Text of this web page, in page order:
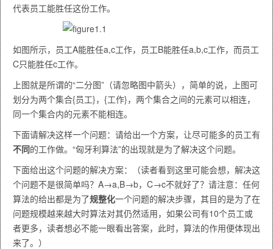
代表员工能胜任这份工作。
如图所示，员工A能胜任a,c工作，员工B能胜任a,b,c工作，而员工
C只能胜任c工作。
上图就是所谓的“二分图”（请忽略图中箭头），简单的说，上图可
划分为两个集合{员工}，{工作}，两个集合之间的元素可以相连，
同一个集合内的元素不能相连。
下面请解决这样一个问题：请给出一个方案，让尽可能多的员工有
不同的工作做。“匈牙利算法”的出现就是为了解决这个问题。
下面给出这个问题的解决方案：（读者看到这里可能会想，解决这
个问题不是很简单吗？A→a,B→b，C→c不就好了？请注意：任何
算法的给出都是为了规整化一个问题的解决步骤，其目的是为了在
问题规模越来越大时算法对其仍然适用，如果公司有10个员工或
者更多，读者想必不能一眼看出答案，此时，算法的作用便体现出
来了。）